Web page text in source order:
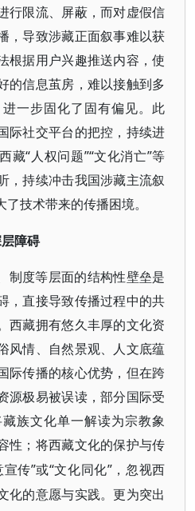
行限流、屏蔽，而对虚假信
，导致涉藏正面叙事难以获
根据用户兴趣推送内容，使
的信息茧房，难以接触到多
一步固化了固有偏见。此
际社交平台的把控，持续进
藏“人权问题”“文化消亡”等
，持续冲击我国涉藏主流叙
技术带来的传播困境。
障碍
制度等层面的结构性壁垒是
，直接导致传播过程中的共
西藏拥有悠久丰厚的文化资
风情、自然景观、人文底蕴
际传播的核心优势，但在跨
源极易被误读，部分国际受
族文化单一解读为宗教象
性；将西藏文化的保护与传
宣传”或“文化同化”，忽视西
化的意愿与实践。更为突出